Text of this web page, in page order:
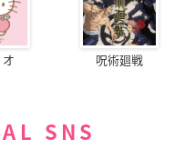
呪術廻戦
SNS